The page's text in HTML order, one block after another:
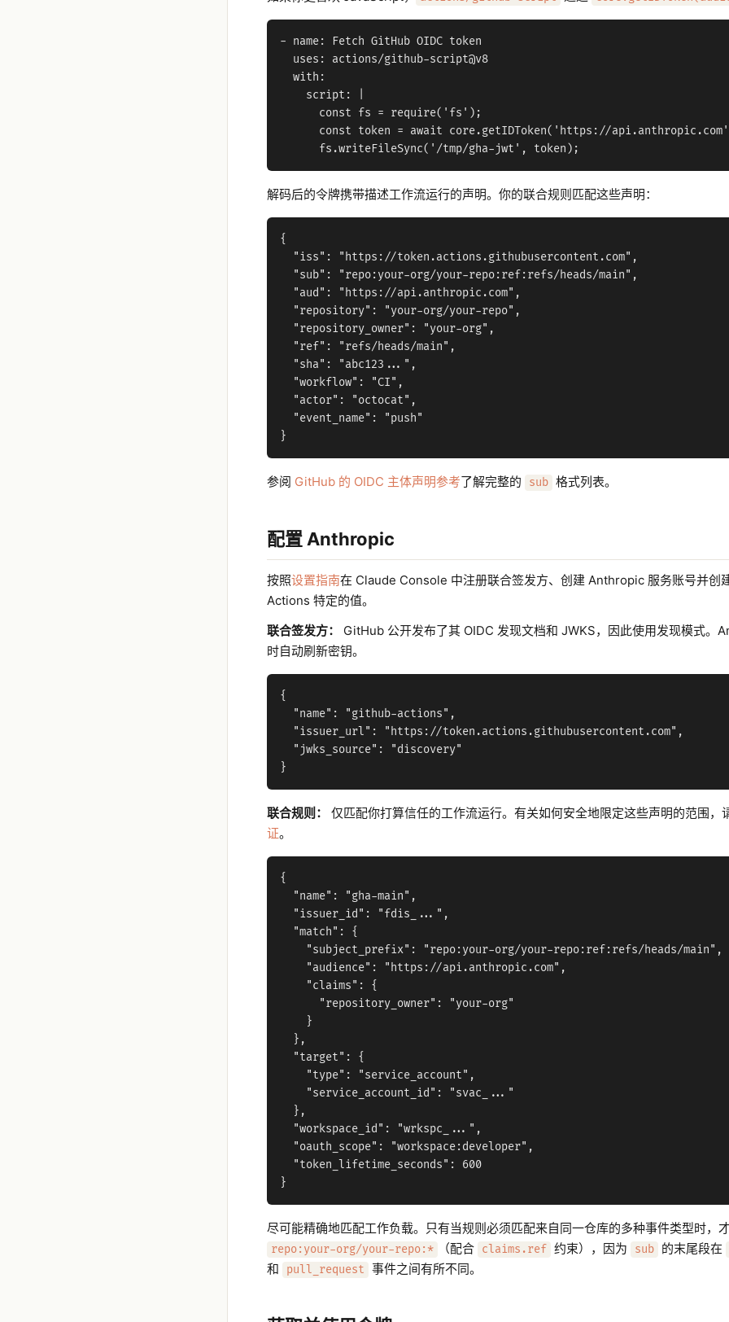
- name: Fetch GitHub OIDC token
  uses: actions/github-script@v8
  with:
    script: |
      const fs = require('fs');
const token = await core.getIDToken('https://
解码后的令牌携带描述工作流运行的声明。你的联合规则匹配这些声明：
{
  "iss": "https://token.actions.githubusercontent.com",
  "sub": "repo:your-org/your-repo:ref:refs/heads/main",
  "aud": "https://api.anthropic.com",
  "repository": "your-org/your-repo",
  "repository_owner": "your-org",
  "ref": "refs/heads/main",
  "sha": "abc123...",
  "workflow": "CI",
  "actor": "octocat",
  "event_name": "push"
参阅 GitHub 的 OIDC 主体声明参考了解完整的 sub 格式列表。
配置 Anthropic
按照设置指南在 Claude Console 中注册联合签发方、创建 Anthropic 服务账号并创
Actions 特定的值。
联合签发方：
GitHub 公开发布了其 OIDC 发现文档和 JWKS，因此使用发现模式。
时自动刷新密钥。
{
  "name": "github-actions",
  "issuer_url": "https://token.actions.githubusercontent.com",
  "jwks_source": "discovery"
联合规则：
仅匹配你打算信任的工作流运行。有关如何安全地限定这些声明的范围，
证。
{
  "name": "gha-main",
  "issuer_id": "fdis_...",
  "match": {
    "subject_prefix": "repo:your-org/your-repo:ref:refs/heads/main",
    "audience": "https://api.anthropic.com",
    "claims": {
      "repository_owner": "your-org"
    }
  },
  "target": {
    "type": "service_account",
    "service_account_id": "svac_..."
  },
  "workspace_id": "wrkspc_...",
  "oauth_scope": "workspace:developer",
  "token_lifetime_seconds": 600
尽可能精确地匹配工作负载。只有当规则必须匹配来自同一仓库的多种事件类型时，
repo:your-org/your-repo:* （配合 claims.ref 约束），因为 sub
的末尾段在
和
pull_request 事件之间有所不同。